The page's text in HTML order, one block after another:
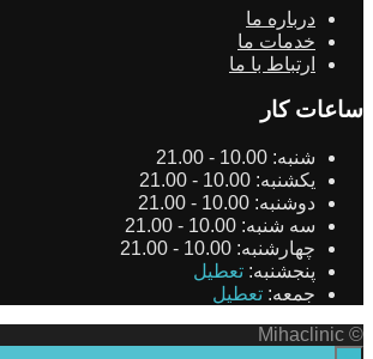
درباره ما
خدمات ما
ارتباط با ما
ساعات کار
شنبه: 10.00 - 21.00
یکشنبه: 10.00 - 21.00
دوشنبه: 10.00 - 21.00
سه شنبه: 10.00 - 21.00
چهارشنبه: 10.00 - 21.00
پنجشنبه: تعطیل
جمعه: تعطیل
© Mihaclinic